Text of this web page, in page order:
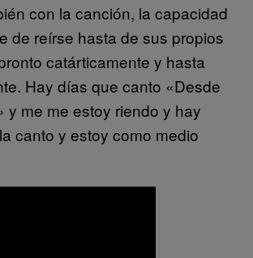
con la canción, la capacidad
de reírse hasta de sus propios
catárticamente y hasta
Hay días que canto «Desde
y me me estoy riendo y hay
canto y estoy como medio